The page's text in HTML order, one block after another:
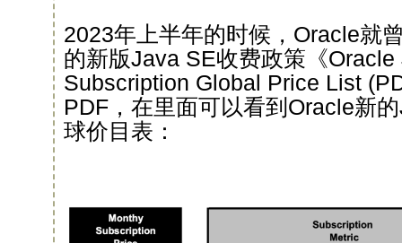
2023年上半年的时候，Oracle就
的新版Java SE收费政策《
Subscription Global Price List
PDF，在里面可以看到Oracle新
球价目表：